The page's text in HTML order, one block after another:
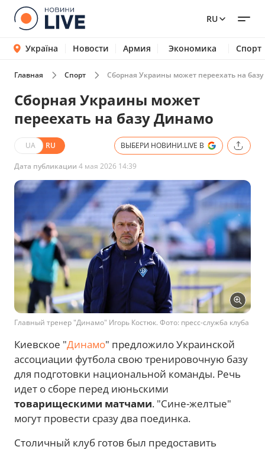
RU
Україна Новости Армия Экономика Спорт
Главная Спорт Сборная Украины может переехать на
Сборная Украины может
переехать на базу Динамо
UA RU ВЫБЕРИ НОВИНИ.LIVE В
Дата публикации 4 мая 2026 14:39
Главный тренер "Динамо" Игорь Костюк. Фото: пресс-служба клуба
Киевское "Динамо" предложило Украинской
ассоциации футбола свою тренировочную базу
для подготовки национальной команды. Речь
идет о сборе перед июньскими
товарищескими матчами. "Сине-желтые"
могут провести сразу два поединка.
Столичный клуб готов был предоставить